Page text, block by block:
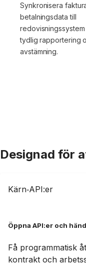
Synkronisera
betalningsdata till
tydlig rapportering
avstämning.
Designad för
Kärn‑API:er
Öppna API:er och
Få programmatisk
kontrakt och